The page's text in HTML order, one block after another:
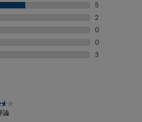
5
2
0
0
3
論